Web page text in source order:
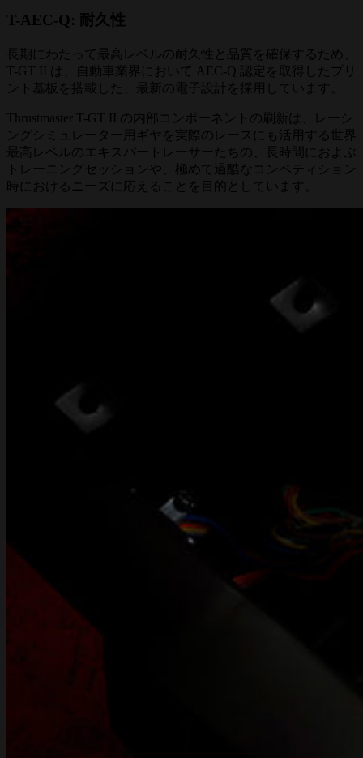
T-AEC-Q: 耐久性
長期にわたって最高レベルの耐久性と品質を確保するため、
T-GT II は、自動車業界において AEC-Q 認定を取得したプリ
ント基板を搭載した、最新の電子設計を採用しています。
Thrustmaster T-GT II の内部コンポーネントの刷新は、レーシ
ングシミュレーター用ギヤを実際のレースにも活用する世界
最高レベルのエキスパートレーサーたちの、長時間におよぶ
トレーニングセッションや、極めて過酷なコンペティション
時におけるニーズに応えることを目的としています。